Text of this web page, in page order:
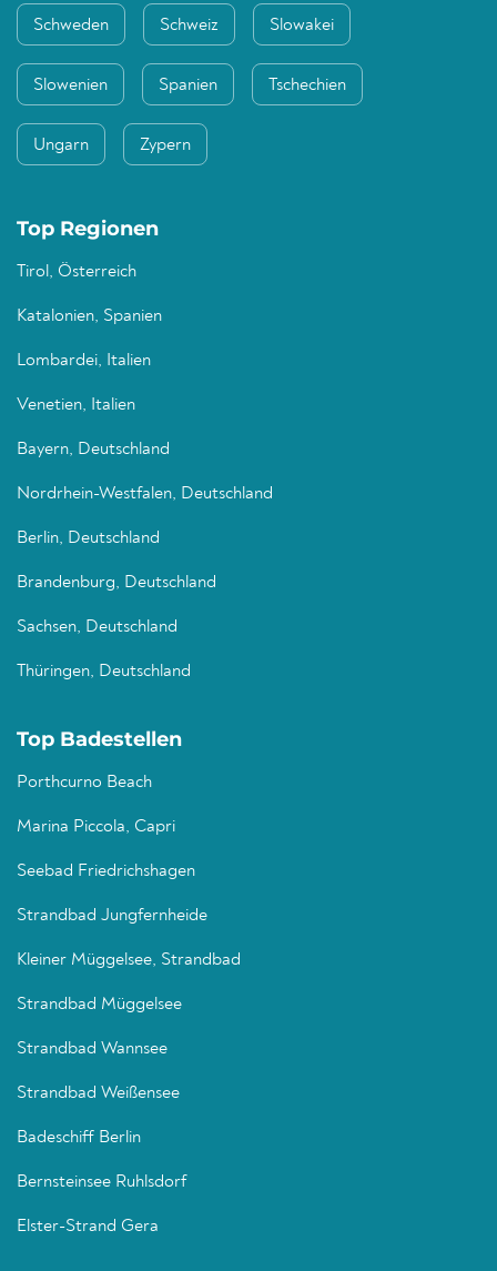
Schweden Schweiz Slowakei
Slowenien Spanien Tschechien
Ungarn Zypern
Top Regionen
Tirol, Österreich
Katalonien, Spanien
Lombardei, Italien
Venetien, Italien
Bayern, Deutschland
Nordrhein-Westfalen, Deutschland
Berlin, Deutschland
Brandenburg, Deutschland
Sachsen, Deutschland
Thüringen, Deutschland
Top Badestellen
Porthcurno Beach
Marina Piccola, Capri
Seebad Friedrichshagen
Strandbad Jungfernheide
Kleiner Müggelsee, Strandbad
Strandbad Müggelsee
Strandbad Wannsee
Strandbad Weißensee
Badeschiff Berlin
Bernsteinsee Ruhlsdorf
Elster-Strand Gera